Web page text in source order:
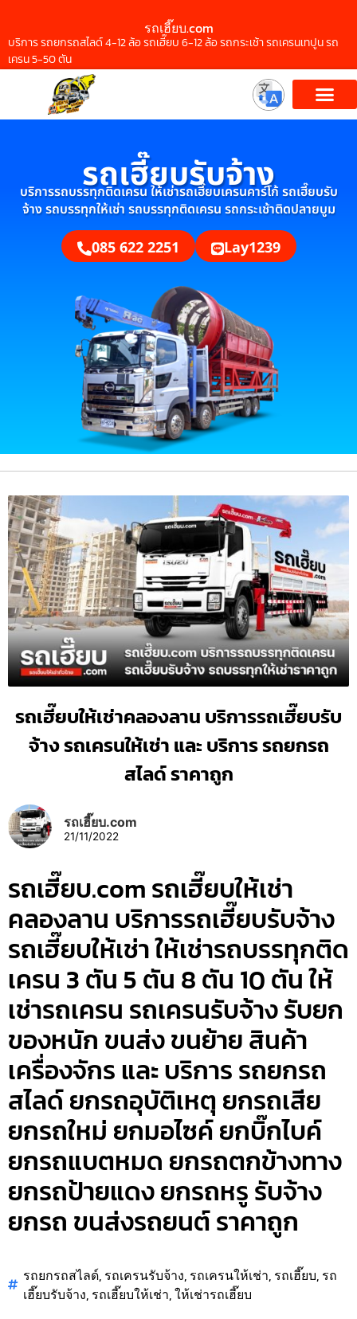
รถเฮี๊ยบ.com
บริการ รถยกรถสไลด์ 4-12 ล้อ รถเฮี๊ยบ 6-12 ล้อ รถกระเช้า รถเครนเทปูน รถ
เครน 5-50 ตัน
รถเฮี๊ยบรับจ้าง
บริการรถบรรทุกติดเครน ให้เช่ารถเฮี๊ยบเครนคาร์โก้ รถเฮี๊ยบรับ
จ้าง รถบรรทุกให้เช่า รถบรรทุกติดเครน รถกระเช้าติดปลายบูม
085 622 2251 Lay1239
รถเฮี๊ยบให้เช่าคลองลาน บริการรถเฮี๊ยบรับ
จ้าง รถเครนให้เช่า และ บริการ รถยกรถ
สไลด์ ราคาถูก
รถเฮี๊ยบ.com
21/11/2022
รถเฮี๊ยบ.com รถเฮี๊ยบให้เช่า
คลองลาน บริการรถเฮี๊ยบรับจ้าง
รถเฮี๊ยบให้เช่า ให้เช่ารถบรรทุกติด
เครน 3 ตัน 5 ตัน 8 ตัน 10 ตัน ให้
เช่ารถเครน รถเครนรับจ้าง รับยก
ของหนัก ขนส่ง ขนย้าย สินค้า
เครื่องจักร และ บริการ รถยกรถ
สไลด์ ยกรถอุบัติเหตุ ยกรถเสีย
ยกรถใหม่ ยกมอไซค์ ยกบิ๊กไบค์
ยกรถแบตหมด ยกรถตกข้างทาง
ยกรถป้ายแดง ยกรถหรู รับจ้าง
ยกรถ ขนส่งรถยนต์ ราคาถูก
รถยกรถสไลด์, รถเครนรับจ้าง, รถเครนให้เช่า, รถเฮี๊ยบ, รถ
เฮี๊ยบรับจ้าง, รถเฮี๊ยบให้เช่า,ให้เช่ารถเฮี๊ยบ